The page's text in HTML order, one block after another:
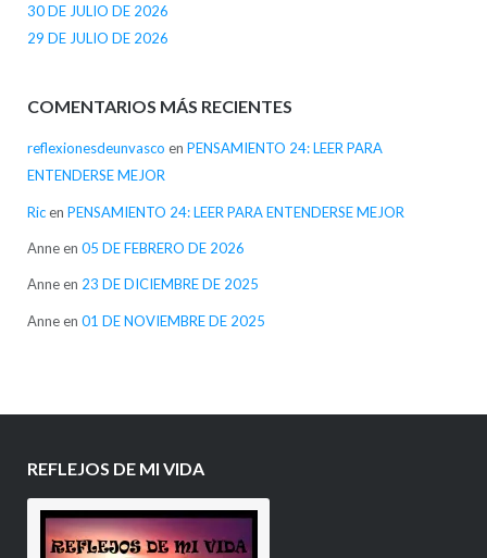
30 DE JULIO DE 2026
29 DE JULIO DE 2026
COMENTARIOS MÁS RECIENTES
reflexionesdeunvasco en PENSAMIENTO 24: LEER PARA
ENTENDERSE MEJOR
Ricen PENSAMIENTO 24: LEER PARA ENTENDERSE MEJOR
Anneen 05 DE FEBRERO DE 2026
Anneen 23 DE DICIEMBRE DE 2025
Anneen 01 DE NOVIEMBRE DE 2025
REFLEJOS DE MI VIDA